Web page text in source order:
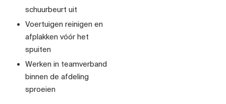
schuurbeurt uit
Voertuigen reinigen en
afplakken vóór het
spuiten
Werken in teamverband
binnen de afdeling
sproeien